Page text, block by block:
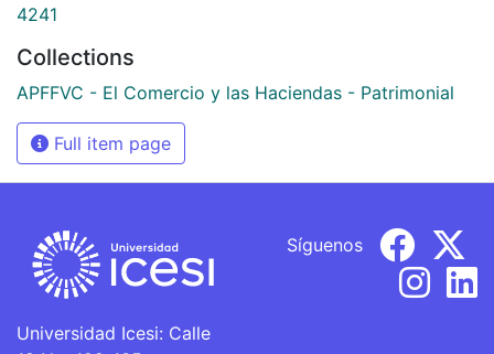
4241
Collections
APFFVC - El Comercio y las Haciendas - Patrimonial
Full item page
Universidad Icesi: Calle
Síguenos